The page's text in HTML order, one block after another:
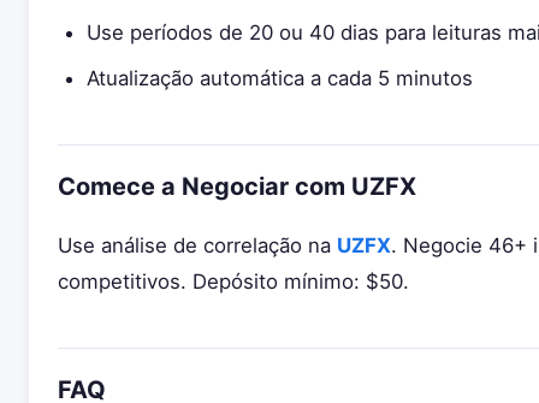
Use períodos de 20 ou 40 dias para leituras
Atualização automática a cada 5 minutos
Comece a Negociar com UZFX
Use análise de correlação na UZFX. Negocie 46+
competitivos. Depósito mínimo: $50.
FAQ